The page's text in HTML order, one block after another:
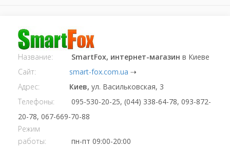
Название: SmartFox, интернет-магазин в Киеве
Сайт:
smart-fox.com.ua ⇢
Адрес:
Киев, ул. Васильковская, 3
Телефоны:
095-530-20-25, (044) 338-64-78, 093-872-
20-78, 067-669-70-88
Режим
работы:
пн-пт 09:00-20:00